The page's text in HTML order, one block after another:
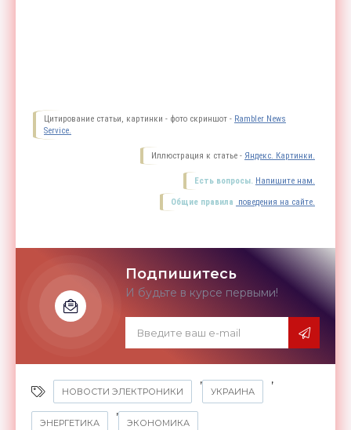
Цитирование статьи, картинки - фото скриншот - Rambler News
Service.
Иллюстрация к статье - Яндекс. Картинки.
Есть вопросы. Напишите нам.
Общие правила поведения на сайте.
Подпишитесь
И будьте в курсе первыми!
НОВОСТИ ЭЛЕКТРОНИКИ
,
УКРАИНА
,
ЭНЕРГЕТИКА
,
ЭКОНОМИКА